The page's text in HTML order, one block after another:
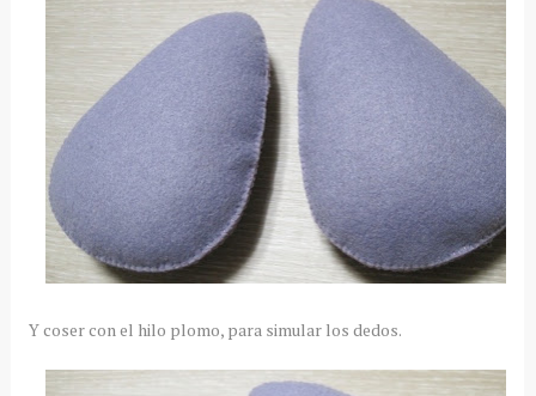
Y coser con el hilo plomo, para simular los dedos.